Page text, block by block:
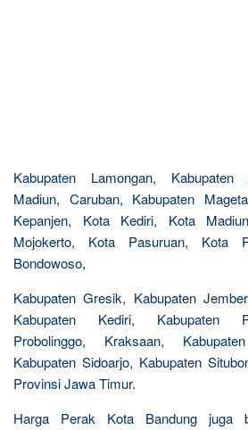
Kabupaten Lamongan, Kabupaten
Madiun, Caruban, Kabupaten
Kepanjen, Kota Kediri, Kota
Mojokerto, Kota Pasuruan, Kota
Bondowoso,
Kabupaten Gresik, Kabupaten
Kabupaten Kediri, Kabupaten
Probolinggo, Kraksaan,
Kabupaten Sidoarjo, Kabupaten
Provinsi Jawa Timur.
Harga Perak Kota Bandung juga